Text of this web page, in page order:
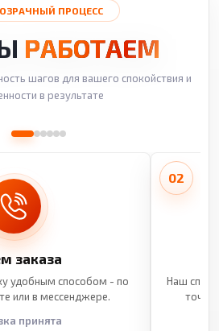
ПРОЦЕСС
РАБОТАЕМ
шагов для вашего спокойствия и
в результате
заказа
удобным способом - по
или в мессенджере.
принята
02
Наш